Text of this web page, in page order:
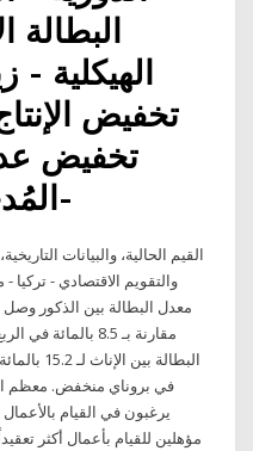
البطالة
الهيكلية -
تخفيض
تخفيض
-
القيم الحالية، والبيانات
والتقويم الاقتصادي -
مقارنة بـ 8.5
البطالة
في بروناي منخفض. معظم
يرغبون في القيام